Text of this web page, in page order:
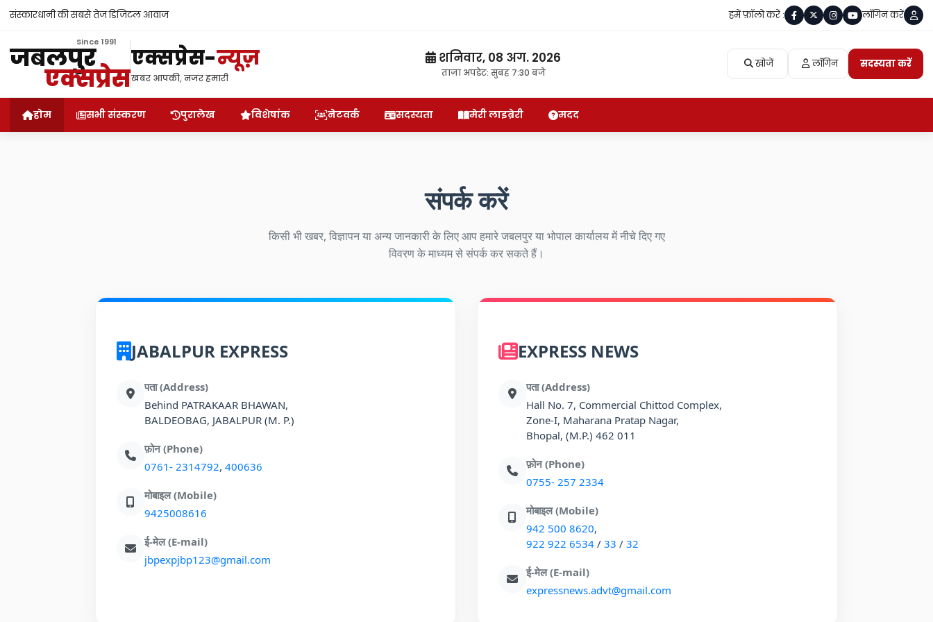
संस्कारधानी की सबसे तेज डिजिटल आवाज हमें फ़ॉलो करें : लॉगिन करें
Since 1991
जबलपुर
एक्सप्रेस
एक्सप्रेस-न्यूज़
खबर आपकी, नजर हमारी
शनिवार, 08 अग. 2026
ताज़ा अपडेट: सुबह 7:30 बजे
खोजें लॉगिन सदस्यता करें
होम सभी संस्करण पुरालेख विशेषांक नेटवर्क सदस्यता मेरी लाइब्रेरी मदद
संपर्क करें
किसी भी खबर, विज्ञापन या अन्य जानकारी के लिए आप हमारे जबलपुर या भोपाल कार्यालय में नीचे दिए गए
विवरण के माध्यम से संपर्क कर सकते हैं।
JABALPUR EXPRESS
पता (Address)
Behind PATRAKAAR BHAWAN,
BALDEOBAG, JABALPUR (M. P.)
फ़ोन (Phone)
0761- 2314792, 400636
मोबाइल (Mobile)
9425008616
ई-मेल (E-mail)
jbpexpjbp123@gmail.com
EXPRESS NEWS
पता (Address)
Hall No. 7, Commercial Chittod Complex,
Zone-I, Maharana Pratap Nagar,
Bhopal, (M.P.) 462 011
फ़ोन (Phone)
0755- 257 2334
मोबाइल (Mobile)
942 500 8620,
922 922 6534 / 33 / 32
ई-मेल (E-mail)
expressnews.advt@gmail.com